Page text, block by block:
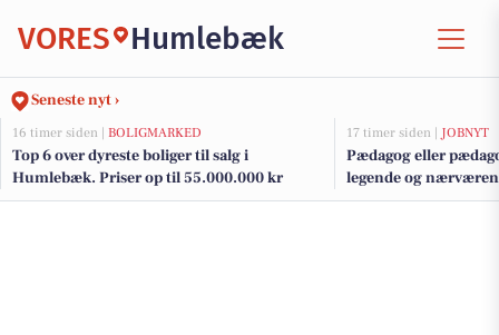
VORES Humlebæk
Seneste nyt ›
16 timer siden | BOLIGMARKED
Top 6 over dyreste boliger til salg i
Humlebæk. Priser op til 55.000.000 kr
17 timer siden | JOBNYT
Pædagog eller
legende og
børnehusene på